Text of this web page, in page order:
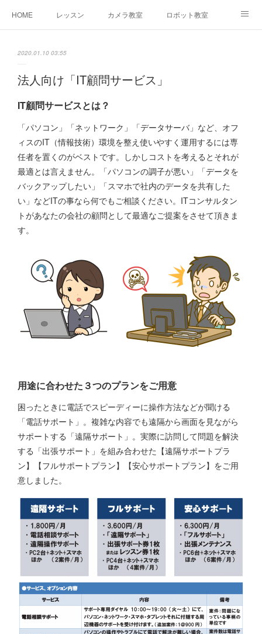
HOME レッスン カメラ教室 ロボット教室
2020.01.10 03:55
法人向け「IT顧問サービス」
IT顧問サービスとは？
「パソコン」「ネットワーク」「データサーバ」など、オフ
ィスのIT（情報技術）環境を整え使いやすく運用するには専
任者を置くのがベストです。しかしコストを考えるとそれが
最適とは言えません。「パソコンの調子が悪い」「データを
バックアップしたい」「スマホで社内のデータを共有した
い」などITの事なら何でもご相談ください。ITコンサルタン
トがあなたの会社の顧問として最適なご提案をさせて頂きま
す。
用途に合わせた３つのプランをご用意
困ったときに電話でスピーディーに操作方法などが聞ける
「電話サポート」。複雑な内容でも遠隔から画面を見ながら
サポートする「遠隔サポート」。実際に訪問して問題を解決
する「出張サポート」を組み合わせた【遠隔サポートプラ
ン】【フルサポートプラン】【安心サポートプラン】をご用
意しました。